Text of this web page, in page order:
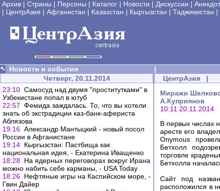
Архив | Страны | Персоны | Каталог | Новости | Дискуссии |
| ЦентрАзия | Афганистан | Казахстан | Кыргызстан | Таджикистан |
Новости и события
|
Четверг, 20.11.2014
23:10 Самосуд над двумя "проститутками" в
Узбекистане попал в ютуб
22:57 Фемида заждалась. То, что вы хотели
знать об экстрадиции каз-банк-афериста
Аблязова
19:16 Александр Мантыцкий - новый посол
России в Афганистане
19:14 Кыргызстан: Пастбища как
национальная идея, - Екатерина Иващенко
18:28 На ядерных переговорах вокруг Ирана
можно набить себе карманы, - USA Today
18:26 Нефтяные игры на Каспийском море, -
Гвин Дайер
ЦентрАзия |
Миражи
А.Куприянов
10:11 20.11.2014
В первых числах
аресте его
Onymous
Бетхолл
торговле
Бетхолла
Сайт под
расположился в